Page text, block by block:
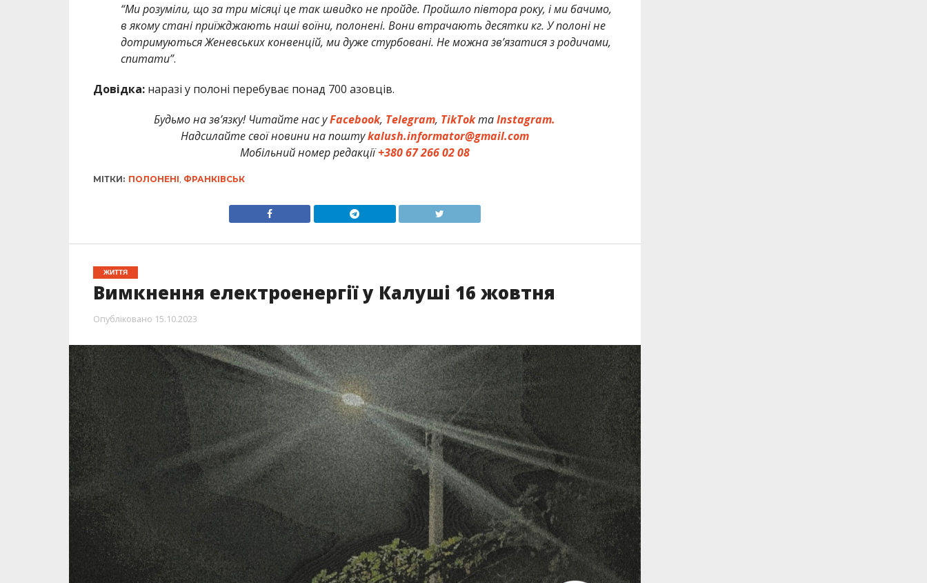
“Ми розуміли, що за три місяці це так швидко не пройде. Пройшло півтора року, і ми бачимо,
в якому стані приїжджають наші воїни, полонені. Вони втрачають десятки кг. У полоні не
дотримуються Женевських конвенцій, ми дуже стурбовані. Не можна зв’язатися з родичами,
спитати”.
Довідка:наразі у полоні перебуває понад 700 азовців.
Будьмо на зв’язку! Читайте нас уFacebook, Telegram, TikTokтаInstagram.
Надсилайте свої новини на поштуkalush.informator@gmail.com
Мобільний номер редакції+380 67 266 02 08
МІТКИ: ПОЛОНЕНІ ФРАНКІВСЬК
ЖИТТЯ
Вимкнення електроенергії у Калуші 16 жовтня
Опубліковано 15.10.2023